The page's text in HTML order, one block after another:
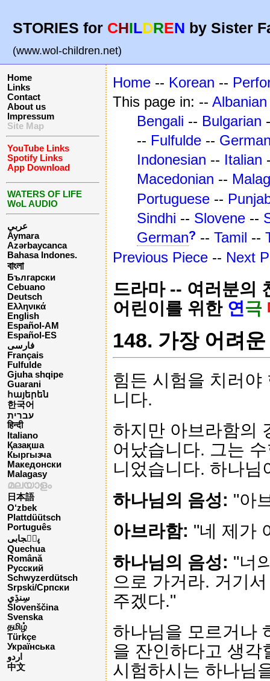
STORIES for CHILDREN by Sister
(www.wol-children.net)
Home
Links
Contact
About us
Impressum
Site Map
YouTube Links
Spotify Links
App Download
WATERS OF LIFE
WoL AUDIO
عربي
Aymara
Azərbaycanca
Bahasa Indones.
বাংলা
Български
Cebuano
Deutsch
Ελληνικά
English
Español-AM
Español-ES
فارسی
Français
Fulfulde
Gjuha shqipe
Guarani
հայերեն
한국어
עברית
हिन्दी
Italiano
Қазақша
Кыргызча
Македонски
Malagasy
മലയാളം
日本語
O‘zbek
Plattdüütsch
Português
پن٘جابی
Quechua
Română
Русский
Schwyzerdütsch
Srpski/Српски
Slovenščina
Svenska
தமிழ்
Türkçe
Українська
اردو
中文
Home -- Korean --
This page in: -- Albanian
Bengali -- Bulgarian
-- Fulfulde --
Indonesian -- Italian
Macedonian --
Portuguese --
Sindhi -- Slovene --
German? -- Tamil --
Previous Piece -- Next
드라마 -- 여러분의
어린이를 위한 연극
148. 가장 어려
힘든 시험을 치러야
니다.
하지만 아브라함의
어났습니다. 그는
니었습니다. 하나
하나님의 음성: "아
아브라함: "네 제가
하나님의 음성: "너
으로 가거라. 거기
주겠다."
하나님을 모르거나
을 잔인하다고 생각
시험하시는 하나님